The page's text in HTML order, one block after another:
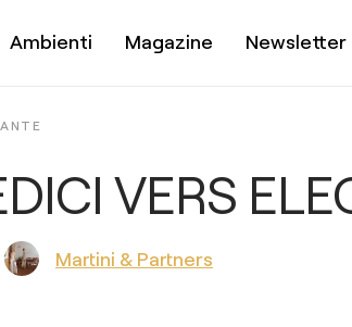
Ambienti Magazine Newsletter
VERS
Martini & Partners